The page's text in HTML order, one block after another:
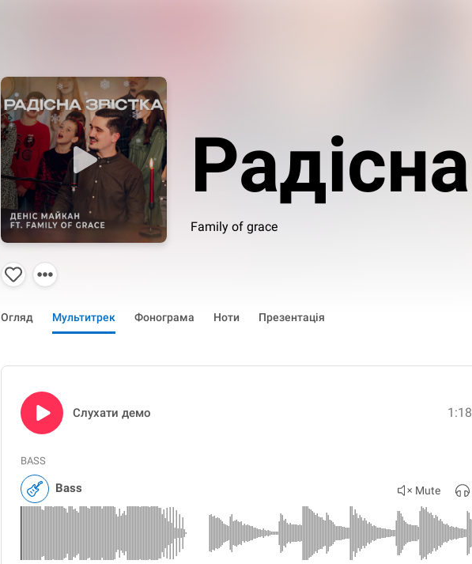
Family of grace
Огляд Мультитрек Фонограма Ноти Презентація
1:18
Слухати демо
BASS
Bass Mute